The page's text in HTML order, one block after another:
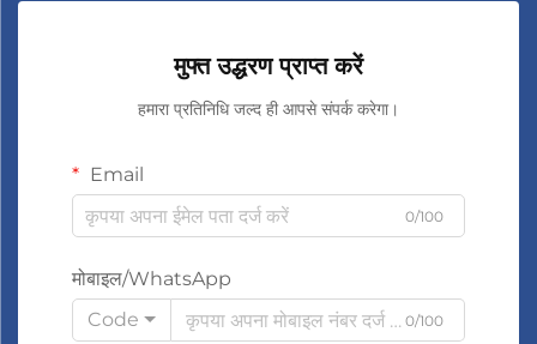
मुफ्त उद्धरण प्राप्त करें
हमारा प्रतिनिधि जल्द ही आपसे संपर्क करेगा।
Email
0/100
मोबाइल/WhatsApp
Code
0/100